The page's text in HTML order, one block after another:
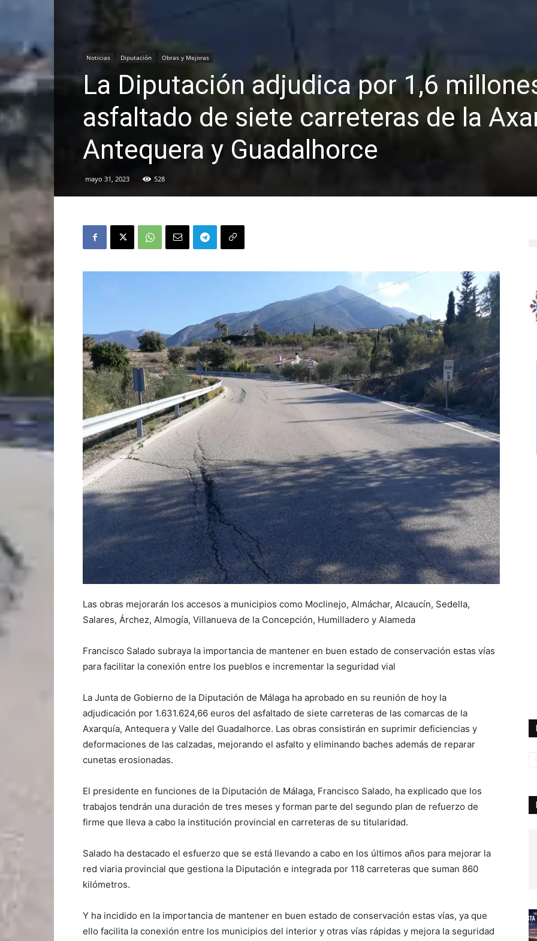
Noticias Diputación Obras y Mejoras
La Diputación adjudica por 1,6
asfaltado de siete carreteras de la
Antequera y Guadalhorce
mayo 31, 2023 528
Las obras mejorarán los accesos a municipios como Moclinejo, Almáchar, Alcaucín, Sedella,
Salares, Árchez, Almogía, Villanueva de la Concepción, Humilladero y Alameda
Francisco Salado subraya la importancia de mantener en buen estado de conservación estas vías
para facilitar la conexión entre los pueblos e incrementar la seguridad vial
La Junta de Gobierno de la Diputación de Málaga ha aprobado en su reunión de hoy la
adjudicación por 1.631.624,66 euros del asfaltado de siete carreteras de las comarcas de la
Axarquía, Antequera y Valle del Guadalhorce. Las obras consistirán en suprimir deficiencias y
deformaciones de las calzadas, mejorando el asfalto y eliminando baches además de reparar
cunetas erosionadas.
El presidente en funciones de la Diputación de Málaga, Francisco Salado, ha explicado que los
trabajos tendrán una duración de tres meses y forman parte del segundo plan de refuerzo de
firme que lleva a cabo la institución provincial en carreteras de su titularidad.
Salado ha destacado el esfuerzo que se está llevando a cabo en los últimos años para mejorar la
red viaria provincial que gestiona la Diputación e integrada por 118 carreteras que suman 860
kilómetros.
Y ha incidido en la importancia de mantener en buen estado de conservación estas vías, ya que
ello facilita la conexión entre los municipios del interior y otras vías rápidas y mejora la seguridad